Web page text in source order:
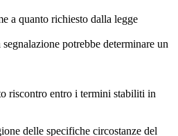
a quanto richiesto dalla legge
potrebbe determinare un
riscontro entro i termini stabiliti in
delle specifiche circostanze del